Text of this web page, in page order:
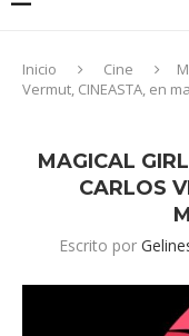
Inicio Cine
Vermut, CINEASTA, en
MAGICAL
CARLOS
Escrito por